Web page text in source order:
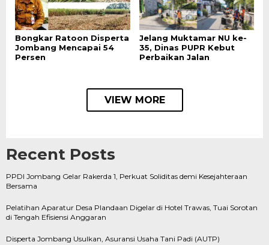
Bongkar Ratoon Disperta
Jombang Mencapai 54
Persen
Jelang Muktamar NU ke-
35, Dinas PUPR Kebut
Perbaikan Jalan
VIEW MORE
Recent Posts
PPDI Jombang Gelar Rakerda 1, Perkuat Soliditas demi Kesejahteraan
Bersama
Pelatihan Aparatur Desa Plandaan Digelar di Hotel Trawas, Tuai Sorotan
di Tengah Efisiensi Anggaran
Disperta Jombang Usulkan, Asuransi Usaha Tani Padi (AUTP)